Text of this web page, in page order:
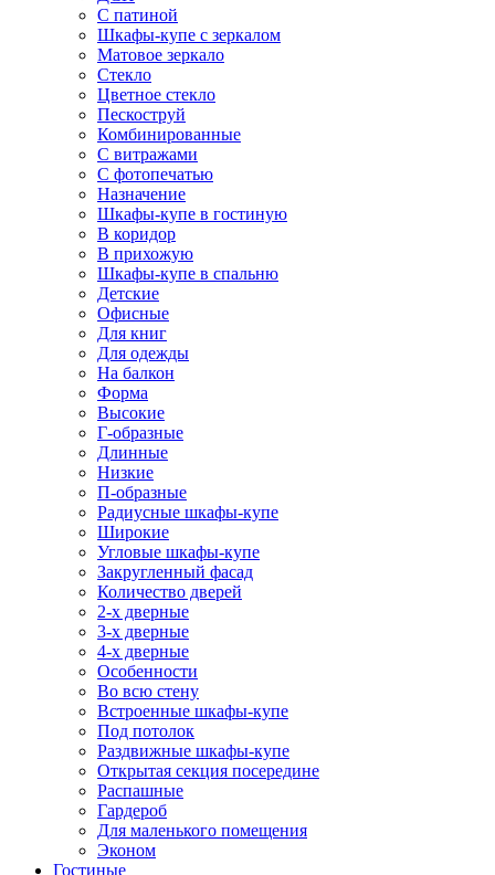
С патиной
Шкафы-купе с зеркалом
Матовое зеркало
Стекло
Цветное стекло
Пескоструй
Комбинированные
С витражами
С фотопечатью
Назначение
Шкафы-купе в гостиную
В коридор
В прихожую
Шкафы-купе в спальню
Детские
Офисные
Для книг
Для одежды
На балкон
Форма
Высокие
Г-образные
Длинные
Низкие
П-образные
Радиусные шкафы-купе
Широкие
Угловые шкафы-купе
Закругленный фасад
Количество дверей
2-х дверные
3-х дверные
4-х дверные
Особенности
Во всю стену
Встроенные шкафы-купе
Под потолок
Раздвижные шкафы-купе
Открытая секция посередине
Распашные
Гардероб
Для маленького помещения
Эконом
Гостиные